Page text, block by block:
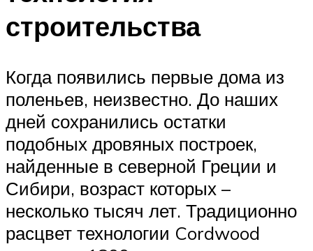
строительства
Когда появились первые дома из
поленьев, неизвестно. До наших
дней сохранились остатки
подобных дровяных построек,
найденные в северной Греции и
Сибири, возраст которых –
несколько тысяч лет. Традиционно
расцвет технологии Cordwood